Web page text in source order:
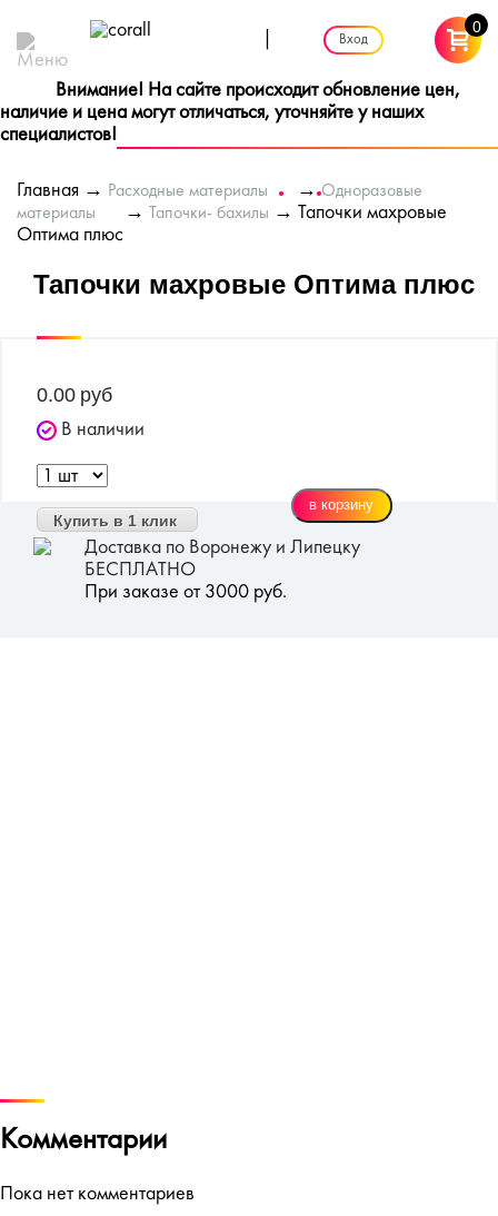
Вход
0
Внимание! На сайте происходит обновление цен,
наличие и цена могут отличаться, уточняйте у наших
специалистов!
Главная→ Расходные материалы →Одноразовые
материалы
→ Тапочки- бахилы → Тапочки махровые
Оптима плюс
Тапочки махровые Оптима плюс
0.00 руб
В наличии
Купить в 1 клик
Доставка по Воронежу и Липецку
БЕСПЛАТНО
При заказе от 3000 руб.
Комментарии
Пока нет комментариев